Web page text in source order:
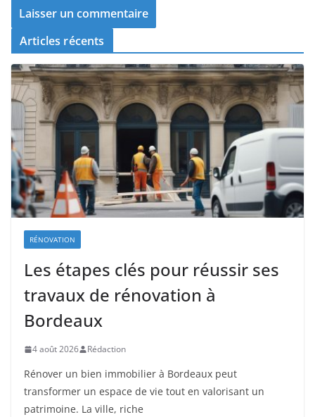
Articles récents
RÉNOVATION
Les étapes clés pour réussir ses
travaux de rénovation à
Bordeaux
4 août 2026 Rédaction
Rénover un bien immobilier à Bordeaux peut
transformer un espace de vie tout en valorisant un
patrimoine. La ville, riche